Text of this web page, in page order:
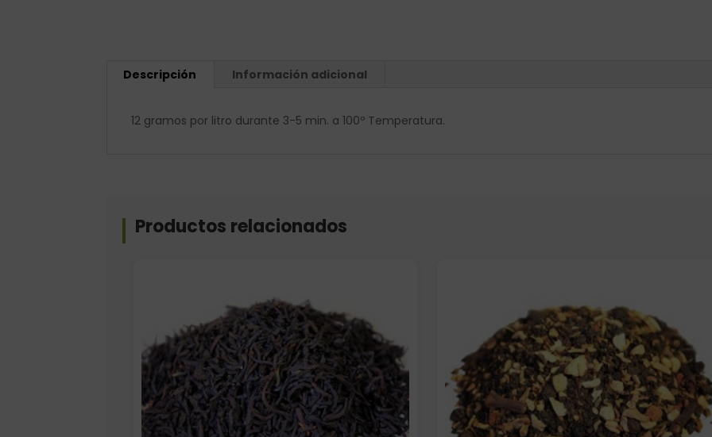
Descripción Información adicional
12 gramos por litro durante 3-5 min. a 100º Temperatura.
Productos relacionados